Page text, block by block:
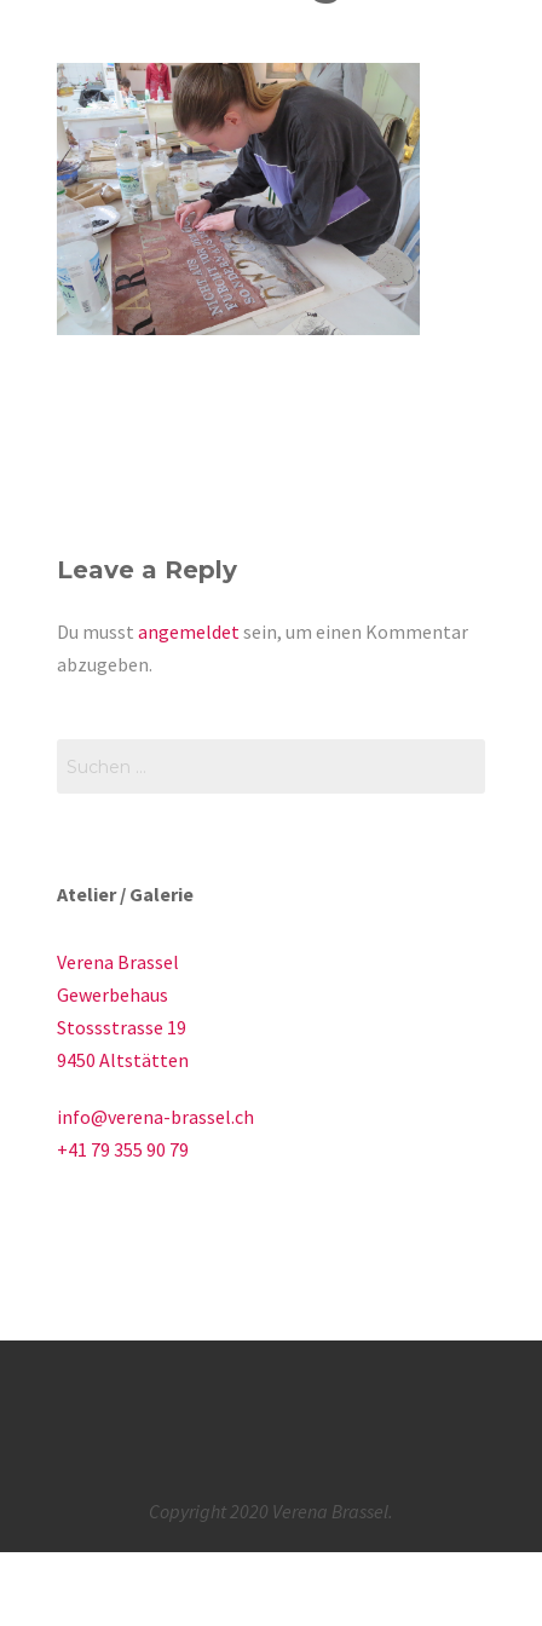
BIOGRAPHIE
KONTAKT
ENGLISCHE HOMEPAGE
Leave a Reply
Du musst angemeldetsein, um einen Kommentar
abzugeben.
nach:
Atelier / Galerie
Verena Brassel
Gewerbehaus
Stossstrasse 19
9450 Altstätten
info@verena-brassel.ch
+41 79 355 90 79
Copyright 2020 Verena Brassel.